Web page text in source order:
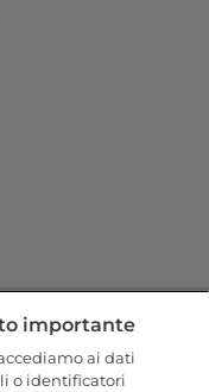
importante
ai dati
o identificatori